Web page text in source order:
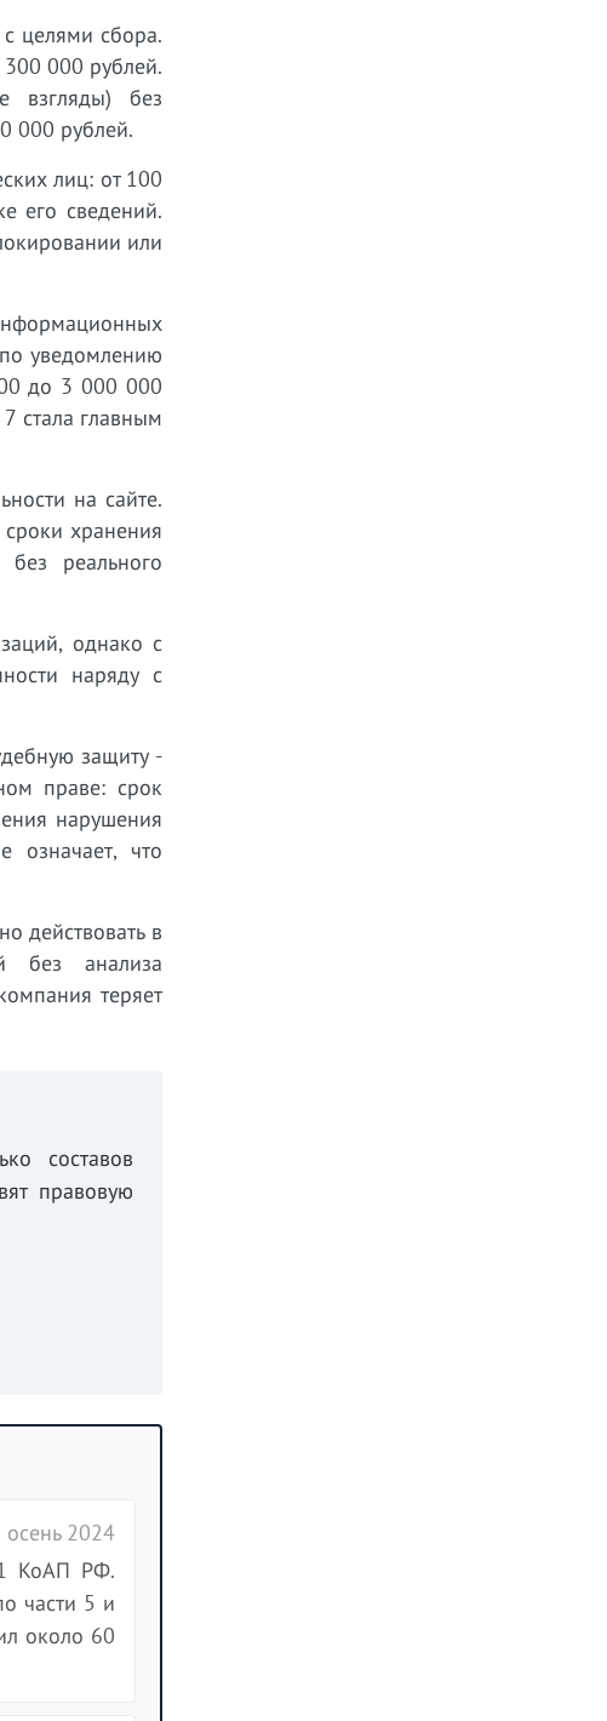
целями сбора.
000 рублей.
взгляды) без
000 рублей.
лиц: от 100
его сведений.
или
уведомлению
до 3 000 000
стала главным
на сайте.
хранения
реального
однако с
наряду с
защиту -
праве: срок
нарушения
означает, что
действовать в
без анализа
теряет
составов
правовую
2024
КоАП РФ.
части 5 и
около 60